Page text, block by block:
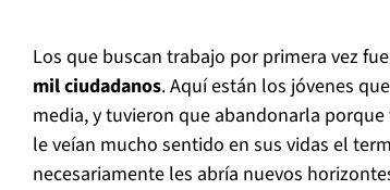
Los que buscan trabajo por primera vez
mil ciudadanos. Aquí están los jóvenes
media, y tuvieron que abandonarla
le veían mucho sentido en sus vidas el
necesariamente les abría nuevos